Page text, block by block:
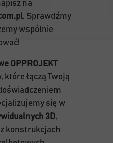
OPPROJEKT
które łączą Twoją
się w
3D,
konstrukcjach
na
. Sprawdźmy
wspólnie